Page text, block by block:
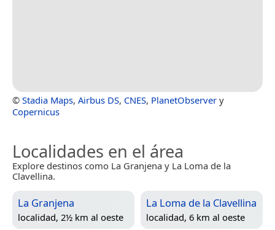
© Stadia Maps, Airbus DS, CNES, PlanetObserver y
Copernicus
Localidades en el área
Explore destinos como La Granjena y La Loma de la
Clavellina.
La Granjena
localidad, 2½ km al oeste
La Loma de la Clavellina
localidad, 6 km al oeste